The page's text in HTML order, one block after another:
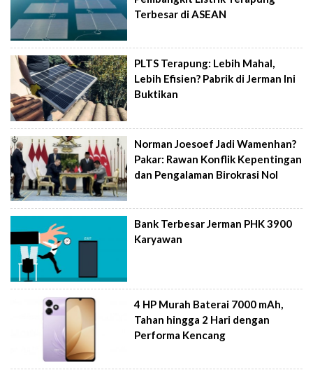
Terbesar di ASEAN
PLTS Terapung: Lebih Mahal,
Lebih Efisien? Pabrik di Jerman Ini
Buktikan
Norman Joesoef Jadi Wamenhan?
Pakar: Rawan Konflik Kepentingan
dan Pengalaman Birokrasi Nol
Bank Terbesar Jerman PHK 3900
Karyawan
4 HP Murah Baterai 7000 mAh,
Tahan hingga 2 Hari dengan
Performa Kencang